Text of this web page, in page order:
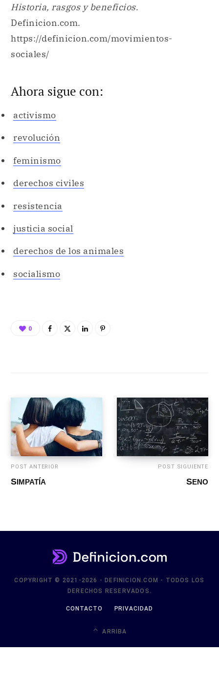
Historia, rasgos y beneficios.
Definicion.com.
https://definicion.com/movimientos-
sociales/
Ahora sigue con:
activismo
revolución
feminismo
derechos civiles
resistencia
justicia social
derechos de los animales
socialismo
0
POST ANTERIOR
SIMPATÍA
POST SIGUIENTE
SENO
COPYRIGHT © 2021-2026 - DEFINICION.COM - TODOS LOS
DERECHOS RESERVADOS.
CONTACTO PRIVACIDAD
ARRIBA